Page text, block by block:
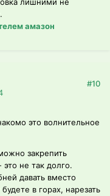
лишними не
амазон
#10
это волнительное
закрепить
не так долго.
давать вместо
в горах, нарезать